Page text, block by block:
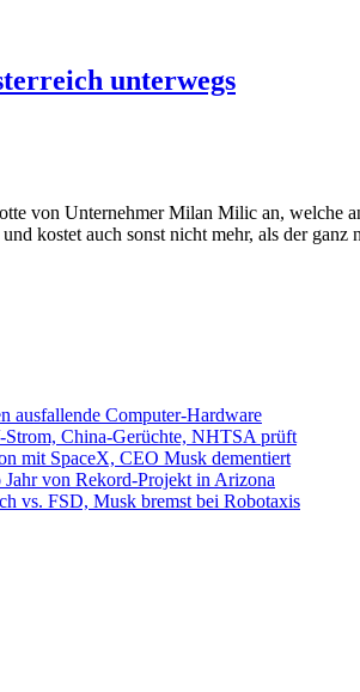
unterwegs
von Unternehmer Milan Milic an, welche
kostet auch sonst nicht mehr, als der
ausfallende Computer-Hardware
China-Gerüchte, NHTSA prüft
mit SpaceX, CEO Musk dementiert
von Rekord-Projekt in Arizona
vs. FSD, Musk bremst bei Robotaxis